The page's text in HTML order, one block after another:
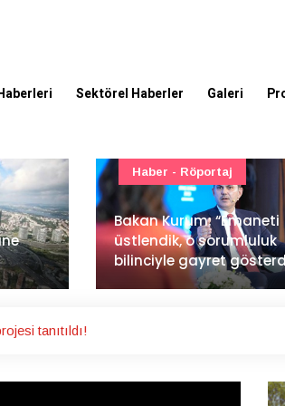
Sektörel Haberler Galeri
Bakan Kurum: “Emaneti
üstlendik, o sorumluluk
bilinciyle gayret
Haber - Röportaj
tanıtıldı!